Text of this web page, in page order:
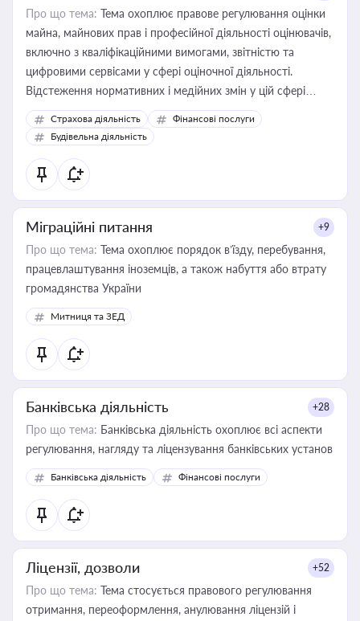
Про що тема: Тема охоплює правове регулювання оцінки
майна, майнових прав і професійної діяльності оцінювачів,
включно з кваліфікаційними вимогами, звітністю та
цифровими сервісами у сфері оціночної діяльності.
Відстеження нормативних і медійних змін у цій сфері
корисне для власника бізнесу, керівника, юриста або
бухгалтера під час оподаткування, приватизації, оренди
державного майна, корпоративних угод і перевірки
статусу суб'єктів оціночної діяльності
Страхова діяльність
Фінансові послуги
Будівельна діяльність
Міграційні питання +9
Про що тема: Тема охоплює порядок в’їзду, перебування,
працевлаштування іноземців, а також набуття або втрату
громадянства України
Митниця та ЗЕД
Банківська діяльність +28
Про що тема: Банківська діяльність охоплює всі аспекти
регулювання, нагляду та ліцензування банківських установ
Банківська діяльність Фінансові послуги
Ліцензії, дозволи +52
Про що тема: Тема стосується правового регулювання
отримання, переоформлення, анулювання ліцензій і